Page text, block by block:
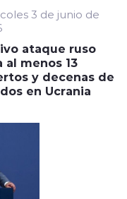
3 de junio de
ataque ruso
al menos 13
y decenas de
en Ucrania